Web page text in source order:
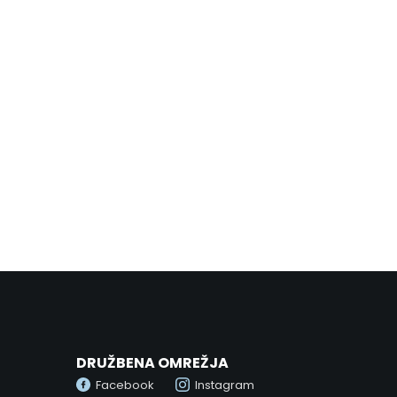
DRUŽBENA OMREŽJA
Facebook Instagram